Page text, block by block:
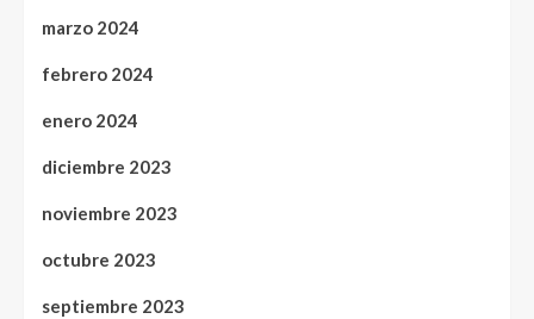
marzo 2024
febrero 2024
enero 2024
diciembre 2023
noviembre 2023
octubre 2023
septiembre 2023